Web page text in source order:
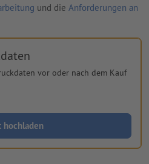
und die Anforderungen an
vor oder nach dem Kauf
hochladen